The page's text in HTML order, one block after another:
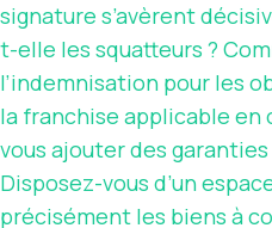
signature s’avèrent
t-elle les squatteurs ?
l’indemnisation pour les
la franchise applicable en
vous ajouter des
Disposez-vous d’un
précisément les biens à